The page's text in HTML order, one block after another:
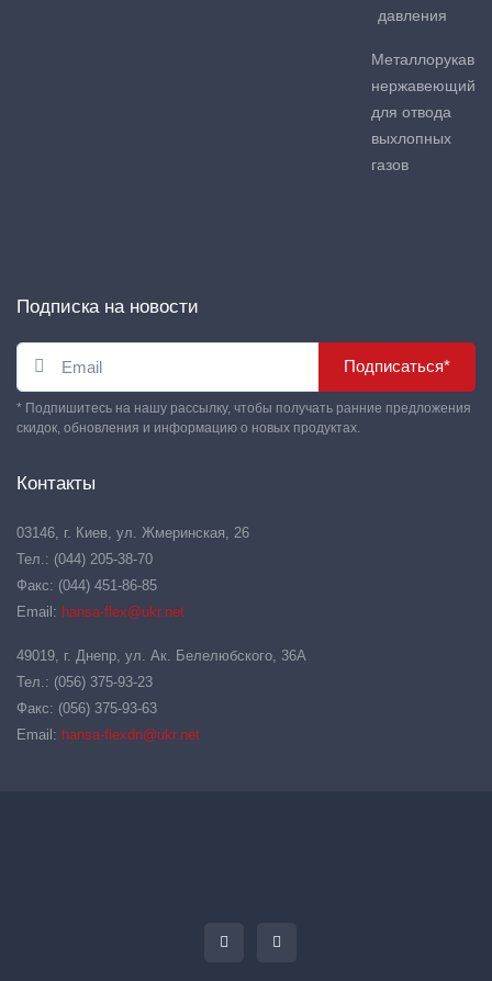
давления
Металлорукав
нержавеющий
для отвода
выхлопных
газов
Подписка на новости
Подписаться*
* Подпишитесь на нашу рассылку, чтобы получать ранние предложения
скидок, обновления и информацию о новых продуктах.
Контакты
03146, г. Киев, ул. Жмеринская, 26
Тел.: (044) 205-38-70
Факс: (044) 451-86-85
Email: hansa-flex@ukr.net
49019, г. Днепр, ул. Ак. Белелюбского, 36А
Тел.: (056) 375-93-23
Факс: (056) 375-93-63
Email: hansa-flexdn@ukr.net